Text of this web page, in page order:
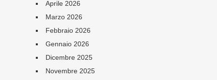
Aprile 2026
Marzo 2026
Febbraio 2026
Gennaio 2026
Dicembre 2025
Novembre 2025